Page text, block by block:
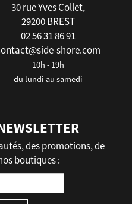
30 rue Yves Collet,
29200 BREST
02 56 31 86 91
shore.com
10h - 19h
du lundi au samedi
des promotions, de
boutiques :